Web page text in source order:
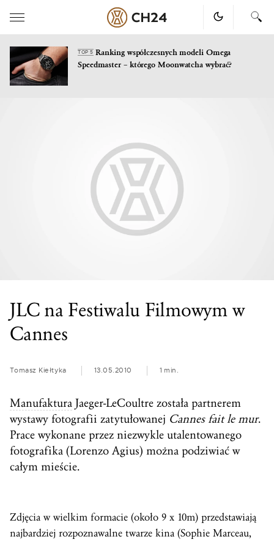
TOP 5Ranking współczesnych modeli Omega
Speedmaster – którego Moonwatcha wybrać?
JLC na Festiwalu Filmowym w
Cannes
Tomasz Kiełtyka 13.05.2010 1 min.
Manufaktura Jaeger-LeCoultre została partnerem
wystawy fotografii zatytułowanej Cannes fait le mur.
Prace wykonane przez niezwykle utalentowanego
fotografika (Lorenzo Agius) można podziwiać w
całym mieście.
Zdjęcia w wielkim formacie (około 9 x 10m) przedstawiają
najbardziej rozpoznawalne twarze kina (Sophie Marceau,